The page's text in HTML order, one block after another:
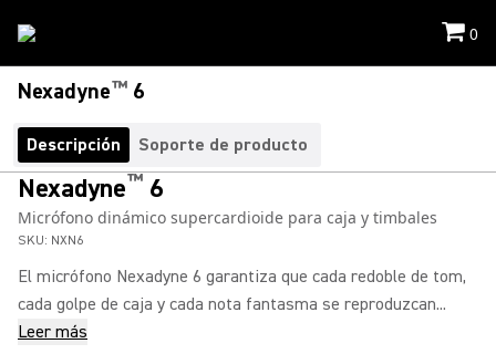
0
Nexadyne™ 6
Descripción Soporte de producto
Nexadyne™ 6
Micrófono dinámico supercardioide para caja y timbales
SKU: NXN6
El micrófono Nexadyne 6 garantiza que cada redoble de tom,
cada golpe de caja y cada nota fantasma se reproduzcan...
Leer más